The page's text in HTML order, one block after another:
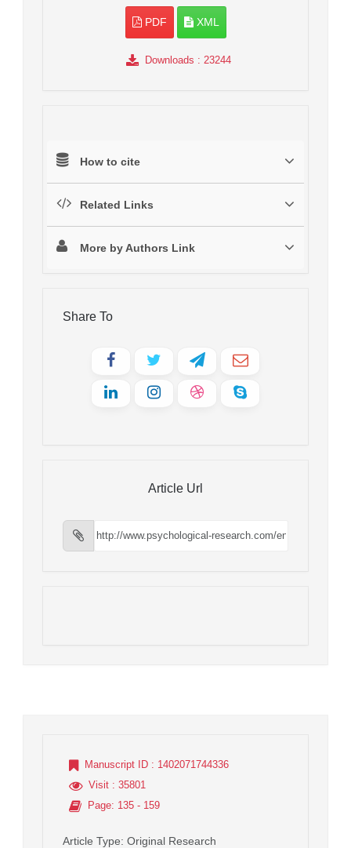
PDF XML
Downloads : 23244
How to cite
Related Links
More by Authors Link
Share To
Article Url
Manuscript ID : 1402071744336
Visit : 35801
Page: 135 - 159
Article Type: Original Research